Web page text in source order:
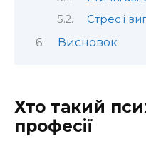
Стрес і
Висновок
Хто такий
професії